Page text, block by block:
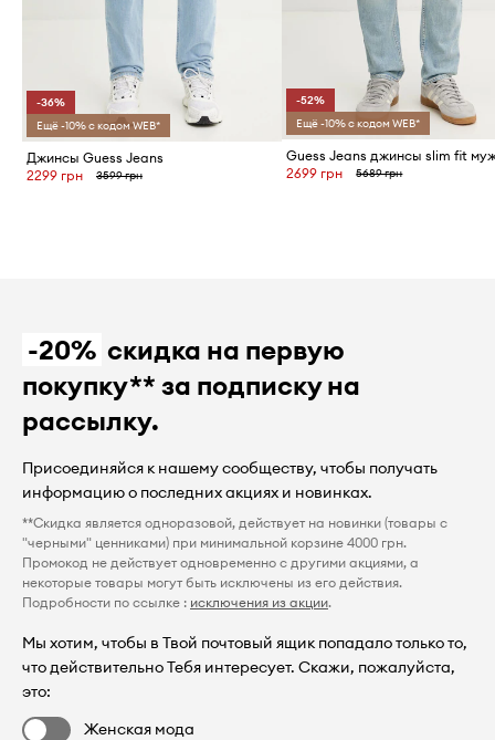
-36%
Ещё -10% с кодом WEB*
Джинсы Guess Jeans
2299 грн
3599 грн
-52%
Ещё -10% с кодом WEB*
Guess Jeans джинсы slim fit
2699 грн
5689 грн
-20% скидка на первую
покупку** за подписку на
рассылку.
Присоединяйся к нашему сообществу, чтобы получать
информацию о последних акциях и новинках.
**Скидка является одноразовой, действует на новинки (товары с
"черными" ценниками) при минимальной корзине 4000 грн.
Промокод не действует одновременно с другими акциями, а
некоторые товары могут быть исключены из его действия.
Подробности по ссылке : исключения из акции.
Мы хотим, чтобы в Твой почтовый ящик попадало только то,
что действительно Тебя интересует. Скажи, пожалуйста,
это:
Женская мода